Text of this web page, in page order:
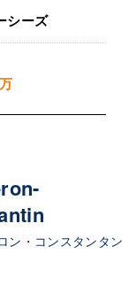
シーズ
ン・コンスタンタン